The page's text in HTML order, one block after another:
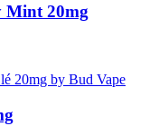
Mint 20mg